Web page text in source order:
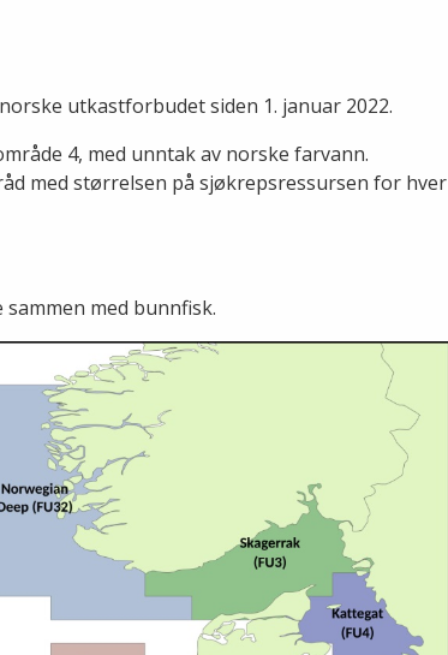
utkastforbudet siden 1. januar 2022.
4, med unntak av norske farvann.
med størrelsen på sjøkrepsressursen for hver
med bunnfisk.